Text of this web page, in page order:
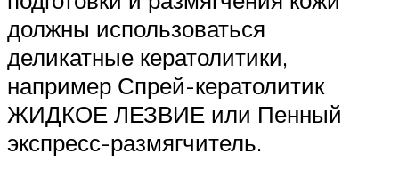
должны использоваться
деликатные кератолитики,
например Спрей-кератолитик
ЖИДКОЕ ЛЕЗВИЕ или Пенный
экспресс-размягчитель.